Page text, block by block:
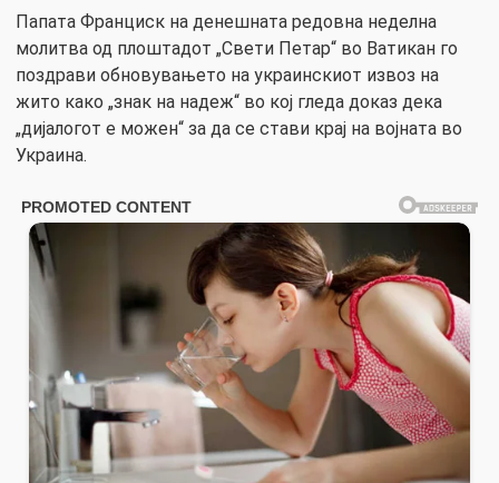
Папата Франциск на денешната редовна неделна
молитва од плоштадот „Свети Петар“ во Ватикан го
поздрави обновувањето на украинскиот извоз на
жито како „знак на надеж“ во кој гледа доказ дека
„дијалогот е можен“ за да се стави крај на војната во
Украина.